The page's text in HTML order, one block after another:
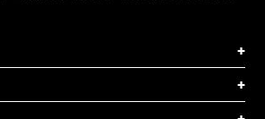
+
+